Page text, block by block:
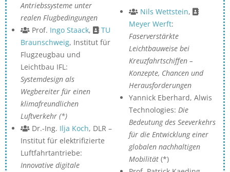
Antriebssysteme unter
realen Flugbedingungen
Prof. Ingo Staack,
TU
Braunschweig, Institut für
Flugzeugbau und
Leichtbau IFL:
Systemdesign als
Wegbereiter für einen
klimafreundlichen
Luftverkehr (*)
Dr.-Ing. Ilja Koch, DLR –
Institut für elektrifizierte
Luftfahrtantriebe:
Innovative digitale
Nils Wettstein,
Meyer Werft:
Faserverstärkte
Leichtbauweise bei
Kreuzfahrtschiffen –
Konzepte, Chancen und
Herausforderungen
Yannick Eberhard, Alwis
Technologies: Die
Bedeutung des Seeverkehrs
für die Entwicklung einer
globalen nachhaltigen
Mobilität (*)